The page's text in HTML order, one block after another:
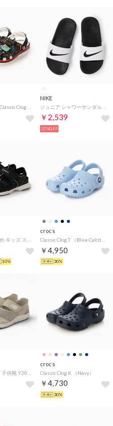
NIKE
￥2,539
27%OFF
10%
crocs
Classic Clog T （Blue Calcite）
￥4,950
30%
crocs
Classic Clog K （Navy）
￥4,730
30%